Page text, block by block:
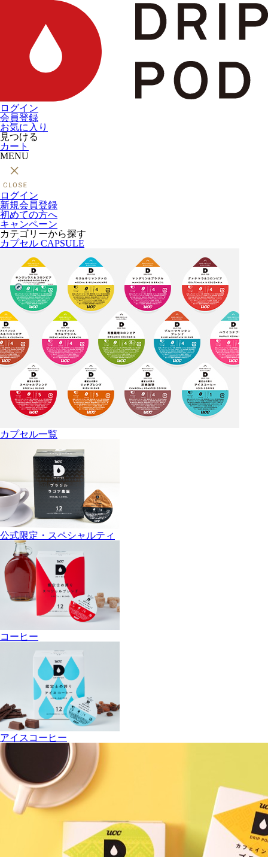
ログイン
会員登録
お気に入り
見つける
カート
MENU
ログイン
新規会員登録
初めての方へ
キャンペーン
カテゴリーから探す
カプセル CAPSULE
カプセル一覧
公式限定・スペシャルティ
コーヒー
アイスコーヒー